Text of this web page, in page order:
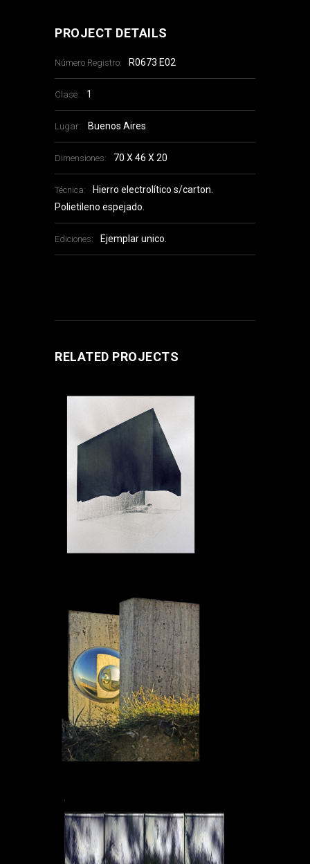
PROJECT DETAILS
Número Registro: R0673 E02
Clase: 1
Lugar: Buenos Aires
Dimensiones: 70 X 46 X 20
Técnica:
Hierro electrolítico s/carton.
Polietileno espejado.
Ediciones: Ejemplar unico.
RELATED PROJECTS